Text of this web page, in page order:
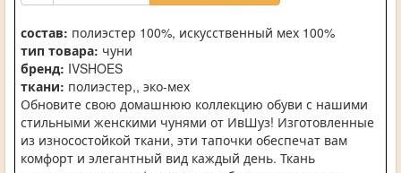
состав: полиэстер 100%, искусственный мех 100%
тип товара: чуни
бренд: IVSHOES
ткани: полиэстер,, эко-мех
Обновите свою домашнюю коллекцию обуви с нашими
стильными женскими чунями от ИвШуз! Изготовленные
из износостойкой ткани, эти тапочки обеспечат вам
комфорт и элегантный вид каждый день. Ткань